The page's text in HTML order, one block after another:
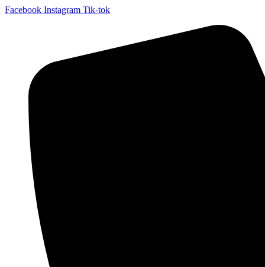
Facebook Instagram Tik-tok